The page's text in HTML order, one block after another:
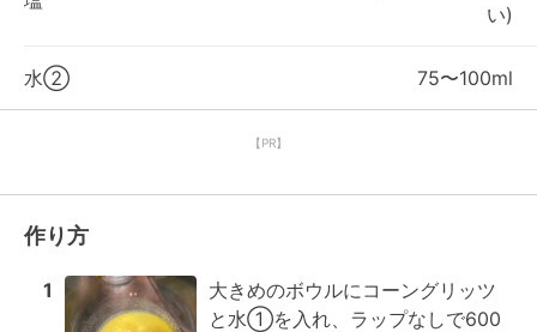
い)
水② 75〜100ml
【PR】
作り方
1
大きめのボウルにコーングリッツ
と水①を入れ、ラップなしで600